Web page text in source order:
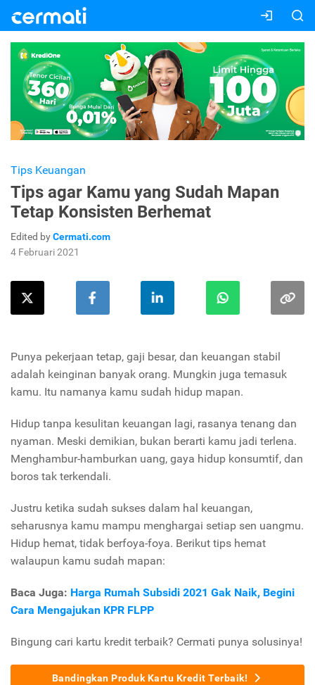
Tips Keuangan
Tips agar Kamu yang Sudah Mapan
Tetap Konsisten Berhemat
Edited byCermati.com
4 Februari 2021
Punya pekerjaan tetap, gaji besar, dan keuangan stabil
adalah keinginan banyak orang. Mungkin juga temasuk
kamu. Itu namanya kamu sudah hidup mapan.
Hidup tanpa kesulitan keuangan lagi, rasanya tenang dan
nyaman. Meski demikian, bukan berarti kamu jadi terlena.
Menghambur-hamburkan uang, gaya hidup konsumtif, dan
boros tak terkendali.
Justru ketika sudah sukses dalam hal keuangan,
seharusnya kamu mampu menghargai setiap sen uangmu.
Hidup hemat, tidak berfoya-foya. Berikut tips hemat
walaupun kamu sudah mapan:
Baca Juga: Harga Rumah Subsidi 2021 Gak Naik, Begini
Cara Mengajukan KPR FLPP
Bingung cari kartu kredit terbaik? Cermati punya solusinya!
Bandingkan Produk Kartu Kredit Terbaik!